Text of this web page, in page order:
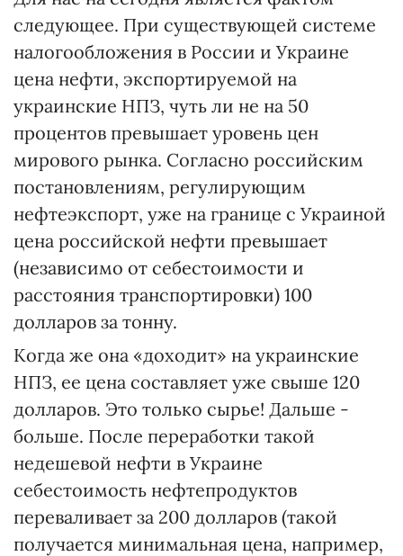
следующее. При существующей системе
налогообложения в России и Украине
цена нефти, экспортируемой на
украинские НПЗ, чуть ли не на 50
процентов превышает уровень цен
мирового рынка. Согласно российским
постановлениям, регулирующим
нефтеэкспорт, уже на границе с Украиной
цена российской нефти превышает
(независимо от себестоимости и
расстояния транспортировки) 100
долларов за тонну.
Когда же она «доходит» на украинские
НПЗ, ее цена составляет уже свыше 120
долларов. Это только сырье! Дальше -
больше. После переработки такой
недешевой нефти в Украине
себестоимость нефтепродуктов
переваливает за 200 долларов (такой
получается минимальная цена, например,